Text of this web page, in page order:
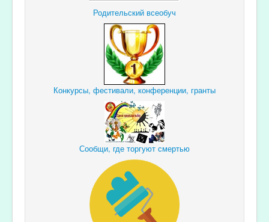
Родительский всеобуч
Конкурсы, фестивали, конференции, гранты
Сообщи, где торгуют смертью